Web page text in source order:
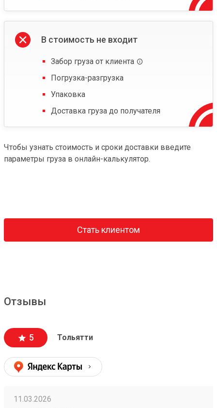
В стоимость не входит
Забор груза от клиента
Погрузка-разгрузка
Упаковка
Доставка груза до получателя
Чтобы узнать стоимость и сроки доставки введите
параметры груза в онлайн-калькулятор.
Стать клиентом
Отзывы
5 Тольятти
11.03.2026